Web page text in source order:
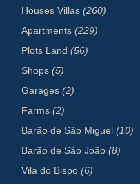
Houses Villas(260)
Apartments(229)
Plots Land(56)
Shops(5)
Garages(2)
Farms(2)
Barão de São Miguel(10)
Barão de São João(8)
Vila do Bispo(6)